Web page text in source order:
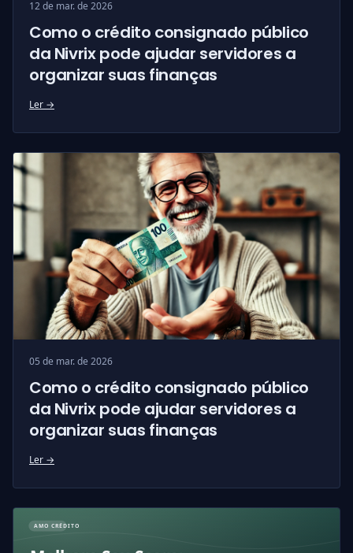
12 de mar. de 2026
Como o crédito consignado público
da Nivrix pode ajudar servidores a
organizar suas finanças
Ler →
05 de mar. de 2026
Como o crédito consignado público
da Nivrix pode ajudar servidores a
organizar suas finanças
Ler →